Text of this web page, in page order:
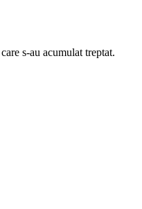
s-au acumulat treptat.